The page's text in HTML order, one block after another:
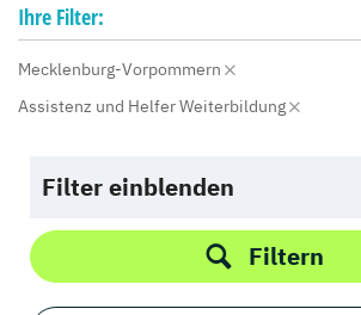
Ihre Filter:
Mecklenburg-Vorpommern
Assistenz und Helfer Weiterbildung
Filter einblenden
Filtern